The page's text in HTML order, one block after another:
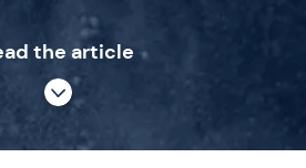
the article